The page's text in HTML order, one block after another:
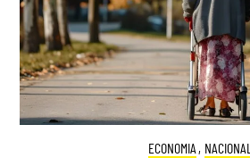
ECONOMIA , NACIONAL